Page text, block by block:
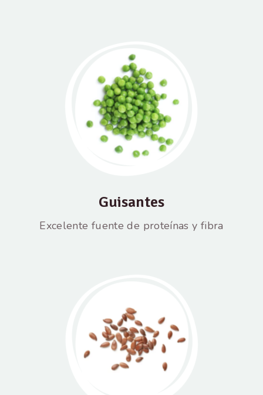
Guisantes
Excelente fuente de proteínas y fibra